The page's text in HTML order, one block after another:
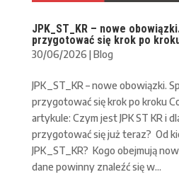
JPK_ST_KR – nowe
przygotować się krok po
30/06/2026 |Blog
JPK_ST_KR – nowe obowiązki.
przygotować się krok po kroku
artykule: Czym jest JPK ST KR i
przygotować się już teraz? Od
JPK_ST_KR? Kogo obejmują
dane powinny znaleźć się w...